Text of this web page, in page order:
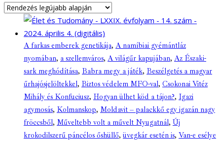
A farkas emberek genetikája, A namíbiai gyémántláz
nyomában, a szellemváros, A világűr kapujában, Az Északi-
sark meghódítása, Babra megy a játék, Beszélgetés a magyar
űrhajósjelöltekkel, Biztos védelem MFO-val, Csokonai Vitéz
Mihály és Konfuciusz, Hogyan ülhet köd a tájon?, Igazi
agymosás, Kolmanskop, Moldavit – palackkő egy igazán nagy
fröccsből, Műveltebb volt a művelt Nyugatnál, Új
krokodilszerű páncélos őshüllő, üvegkár esetén is, Van-e esélye